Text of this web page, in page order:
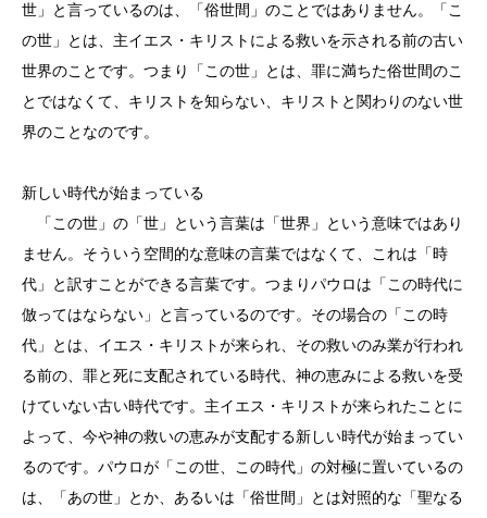
世」と言っているのは、「俗世間」のことではありません。「こ
の世」とは、主イエス・キリストによる救いを示される前の古い
世界のことです。つまり「この世」とは、罪に満ちた俗世間のこ
とではなくて、キリストを知らない、キリストと関わりのない世
界のことなのです。
新しい時代が始まっている
「この世」の「世」という言葉は「世界」という意味ではあり
ません。そういう空間的な意味の言葉ではなくて、これは「時
代」と訳すことができる言葉です。つまりパウロは「この時代に
倣ってはならない」と言っているのです。その場合の「この時
代」とは、イエス・キリストが来られ、その救いのみ業が行われ
る前の、罪と死に支配されている時代、神の恵みによる救いを受
けていない古い時代です。主イエス・キリストが来られたことに
よって、今や神の救いの恵みが支配する新しい時代が始まってい
るのです。パウロが「この世、この時代」の対極に置いているの
は、「あの世」とか、あるいは「俗世間」とは対照的な「聖なる